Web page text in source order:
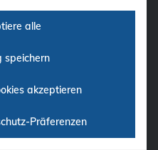
alle
speichern
akzeptieren
Präferenzen